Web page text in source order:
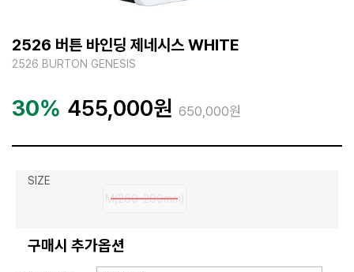
2526 버튼 바인딩 제네시스 WHITE
2526 BURTON GENESIS
30% 455,000원 650,000원
SIZE
M(260-290mm)
구매시 추가옵션